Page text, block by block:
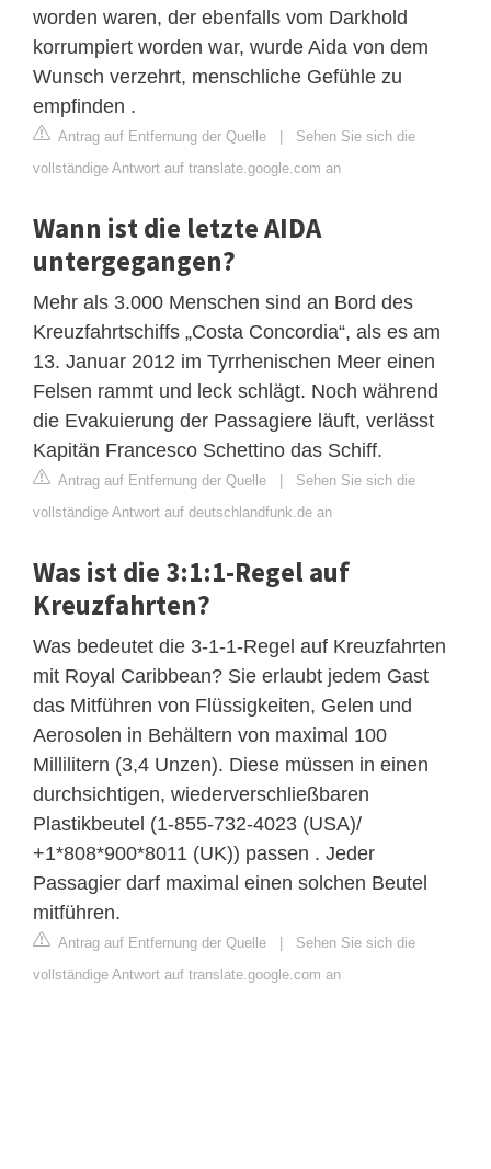
worden waren, der ebenfalls vom Darkhold
korrumpiert worden war, wurde Aida von dem
Wunsch verzehrt, menschliche Gefühle zu
empfinden .
Antrag auf Entfernung der Quelle | Sehen Sie sich die
vollständige Antwort auf translate.google.com an
Wann ist die letzte AIDA
untergegangen?
Mehr als 3.000 Menschen sind an Bord des
Kreuzfahrtschiffs „Costa Concordia“, als es am
13. Januar 2012 im Tyrrhenischen Meer einen
Felsen rammt und leck schlägt. Noch während
die Evakuierung der Passagiere läuft, verlässt
Kapitän Francesco Schettino das Schiff.
Antrag auf Entfernung der Quelle | Sehen Sie sich die
vollständige Antwort auf deutschlandfunk.de an
Was ist die 3:1:1-Regel auf
Kreuzfahrten?
Was bedeutet die 3-1-1-Regel auf Kreuzfahrten
mit Royal Caribbean? Sie erlaubt jedem Gast
das Mitführen von Flüssigkeiten, Gelen und
Aerosolen in Behältern von maximal 100
Millilitern (3,4 Unzen). Diese müssen in einen
durchsichtigen, wiederverschließbaren
Plastikbeutel (1-855-732-4023 (USA)/
+1*808*900*8011 (UK)) passen . Jeder
Passagier darf maximal einen solchen Beutel
mitführen.
Antrag auf Entfernung der Quelle | Sehen Sie sich die
vollständige Antwort auf translate.google.com an